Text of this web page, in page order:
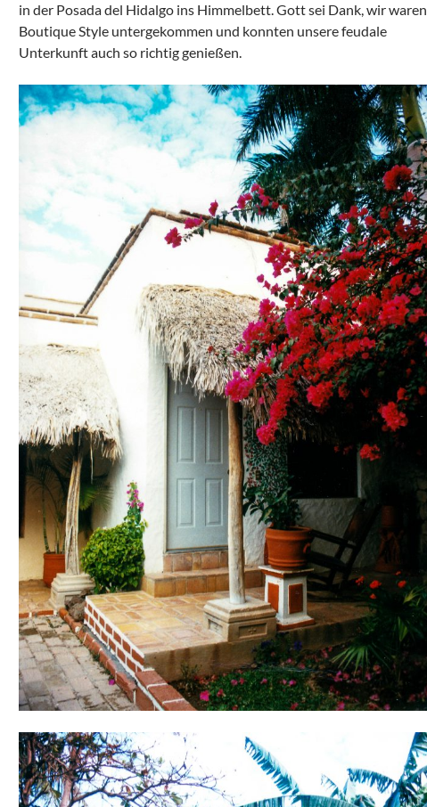
in der Posada del Hidalgo ins Himmelbett. Gott sei Dank, wir waren
Boutique Style untergekommen und konnten unsere feudale
Unterkunft auch so richtig genießen.